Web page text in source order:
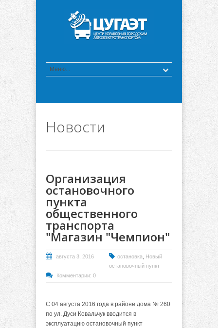
Новости
Организация
остановочного
пункта
общественного
транспорта
"Магазин "Чемпион"
августа 3, 2016 остановка, Новый
остановочный пункт
Комментарии: 0
С 04 августа 2016 года в районе дома № 260
по ул. Дуси Ковальчук вводится в
эксплуатацию остановочный пункт